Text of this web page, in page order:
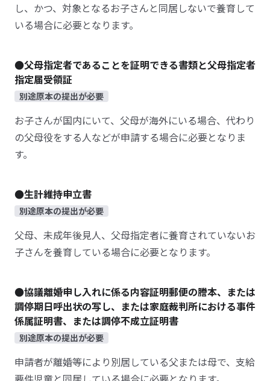
し、かつ、対象となるお子さんと同居しないで養育して
いる場合に必要となります。
●父母指定者であることを証明できる書類と父母指定者
指定届受領証
別途原本の提出が必要
お子さんが国内にいて、父母が海外にいる場合、代わり
の父母役をする人などが申請する場合に必要となりま
す。
●生計維持申立書
別途原本の提出が必要
父母、未成年後見人、父母指定者に養育されていないお
子さんを養育している場合に必要となります。
●協議離婚申し入れに係る内容証明郵便の謄本、または
調停期日呼出状の写し、または家庭裁判所における事件
係属証明書、または調停不成立証明書
別途原本の提出が必要
申請者が離婚等により別居している父または母で、支給